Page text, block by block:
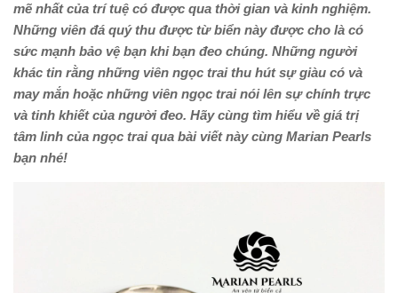
mẽ nhất của trí tuệ có được qua thời gian và kinh nghiệm.
Những viên đá quý thu được từ biển này được cho là có
sức mạnh bảo vệ bạn khi bạn đeo chúng. Những người
khác tin rằng những viên ngọc trai thu hút sự giàu có và
may mắn hoặc những viên ngọc trai nói lên sự chính trực
và tinh khiết của người đeo. Hãy cùng tìm hiểu về giá trị
tâm linh của ngọc trai qua bài viết này cùng Marian Pearls
bạn nhé!